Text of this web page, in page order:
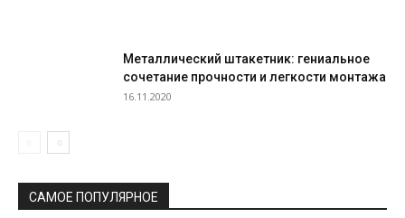
Металлический штакетник: гениальное
сочетание прочности и легкости монтажа
16.11.2020
САМОЕ ПОПУЛЯРНОЕ